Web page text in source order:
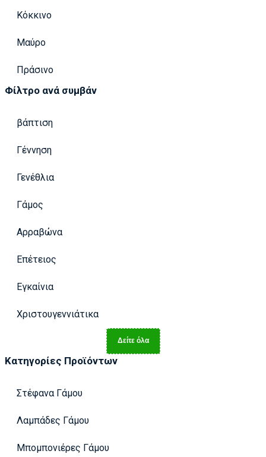
Κόκκινο
Μαύρο
Πράσινο
Φίλτρο ανά συμβάν
βάπτιση
Γέννηση
Γενέθλια
Γάμος
Αρραβώνα
Επέτειος
Εγκαίνια
Χριστουγεννιάτικα
Δείτε όλα
Κατηγορίες Προϊόντων
Στέφανα Γάμου
Λαμπάδες Γάμου
Μπομπονιέρες Γάμου